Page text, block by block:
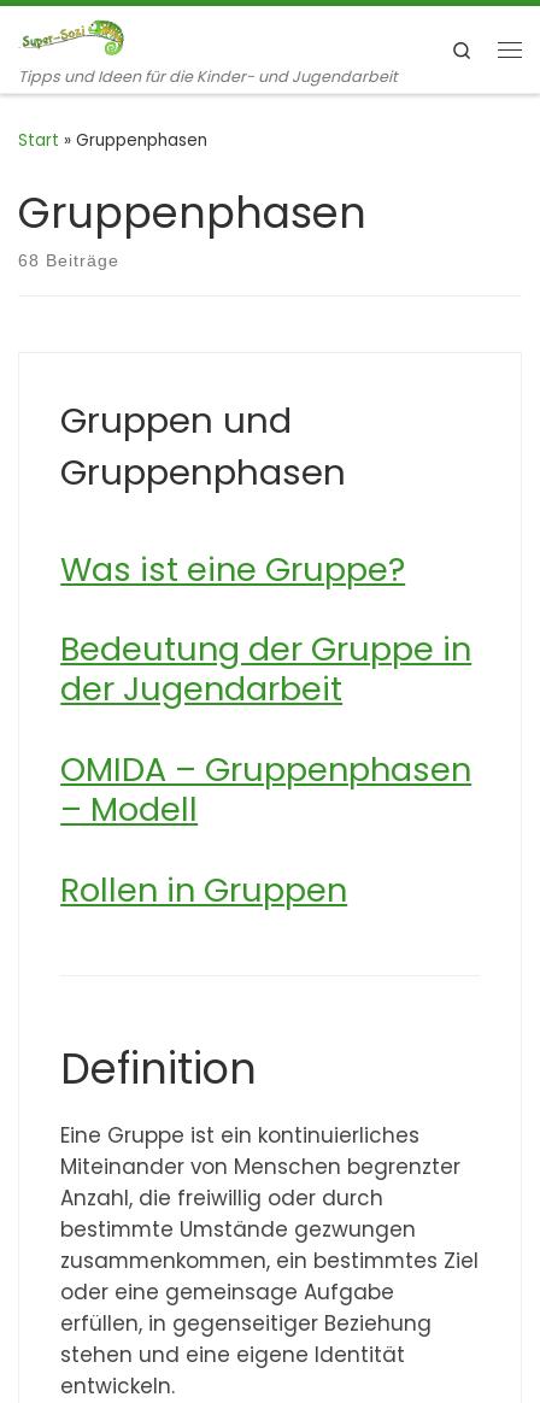
Zum Inhalt springen
Tipps und Ideen für die Kinder- und Jugendarbeit
Search
Start » Gruppenphasen
Gruppenphasen
68 Beiträge
Gruppen und
Gruppenphasen
Was ist eine Gruppe?
Bedeutung der Gruppe in
der Jugendarbeit
OMIDA – Gruppenphasen
– Modell
Rollen in Gruppen
Definition
Eine Gruppe ist ein kontinuierliches
Miteinander von Menschen begrenzter
Anzahl, die freiwillig oder durch
bestimmte Umstände gezwungen
zusammenkommen, ein bestimmtes Ziel
oder eine gemeinsage Aufgabe
erfüllen, in gegenseitiger Beziehung
stehen und eine eigene Identität
entwickeln.